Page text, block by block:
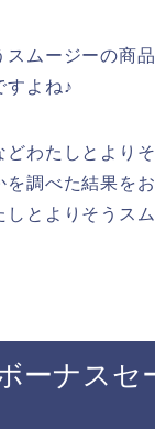
ムージーの商
すよね♪
わたしとより
調べた結果を
とよりそうス
ーナスセ